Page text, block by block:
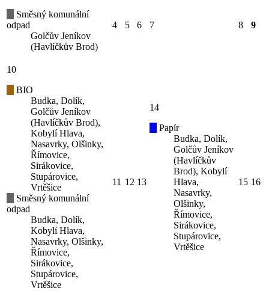
Směsný komunální
odpad
Golčův Jeníkov
(Havlíčkův Brod)
4 5 6 7 8 9
10
BIO
Budka, Dolík,
Golčův Jeníkov
(Havlíčkův Brod),
Kobylí Hlava,
Nasavrky, Olšinky,
Římovice,
Sirákovice,
Stupárovice,
Vrtěšice
Směsný komunální
odpad
Budka, Dolík,
Kobylí Hlava,
Nasavrky, Olšinky,
Římovice,
Sirákovice,
Stupárovice,
Vrtěšice
11 12 13
14
Papír
Budka, Dolík,
Golčův Jeníkov
(Havlíčkův
Brod), Kobylí
Hlava,
Nasavrky,
Olšinky,
Římovice,
Sirákovice,
Stupárovice,
Vrtěšice
15 16